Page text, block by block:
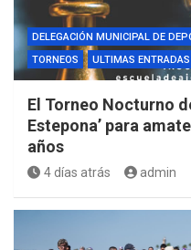
DELEGACIÓN MUNICIPAL DE
TORNEOS
ULTIMAS ENTRADAS
El Torneo Nocturno
Estepona’ para
años
4 días atrás admin